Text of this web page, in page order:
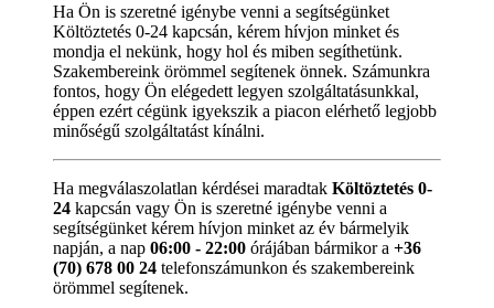
Ha Ön is szeretné igénybe venni a segítségünket
Költöztetés 0-24 kapcsán, kérem hívjon minket és
mondja el nekünk, hogy hol és miben segíthetünk.
Szakembereink örömmel segítenek önnek. Számunkra
fontos, hogy Ön elégedett legyen szolgáltatásunkkal,
éppen ezért cégünk igyekszik a piacon elérhető legjobb
minőségű szolgáltatást kínálni.
Ha megválaszolatlan kérdései maradtak Költöztetés 0-
24 kapcsán vagy Ön is szeretné igénybe venni a
segítségünket kérem hívjon minket az év bármelyik
napján, a nap 06:00 - 22:00 órájában bármikor a +36
(70) 678 00 24 telefonszámunkon és szakembereink
örömmel segítenek.